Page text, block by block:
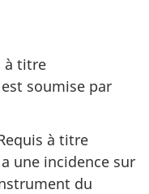
à titre
soumise par
à titre
une incidence sur
du